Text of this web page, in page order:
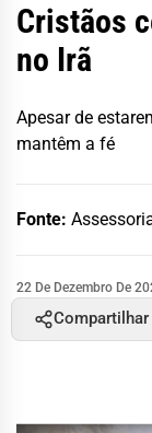
Cristãos
no Irã
Apesar de
mantêm a fé
Fonte:
22 De Dezembro De
Compartilhar